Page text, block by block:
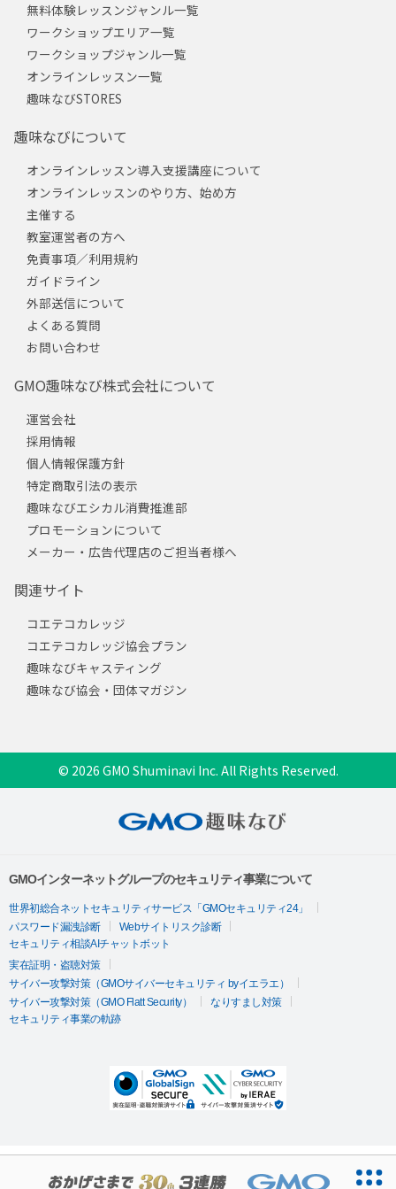
無料体験レッスンジャンル一覧
ワークショップエリア一覧
ワークショップジャンル一覧
オンラインレッスン一覧
趣味なびSTORES
趣味なびについて
オンラインレッスン導入支援講座について
オンラインレッスンのやり方、始め方
主催する
教室運営者の方へ
免責事項／利用規約
ガイドライン
外部送信について
よくある質問
お問い合わせ
GMO趣味なび株式会社について
運営会社
採用情報
個人情報保護方針
特定商取引法の表示
趣味なびエシカル消費推進部
プロモーションについて
メーカー・広告代理店のご担当者様へ
関連サイト
コエテコカレッジ
コエテコカレッジ協会プラン
趣味なびキャスティング
趣味なび協会・団体マガジン
© 2026 GMO Shuminavi Inc. All Rights Reserved.